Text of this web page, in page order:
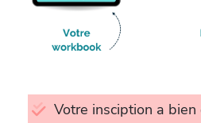
Votre insciption a